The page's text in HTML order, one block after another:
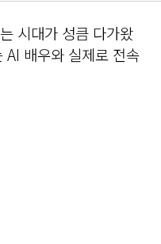
시대가 성큼 다가왔
AI 배우와 실제로 전속